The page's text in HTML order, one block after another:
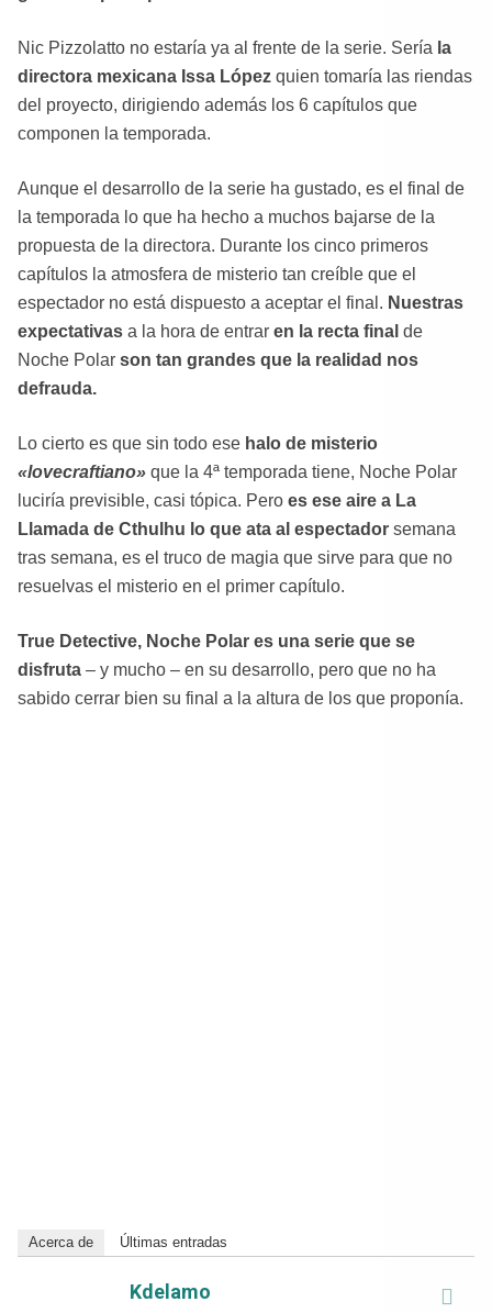
Nic Pizzolatto no estaría ya al frente de la serie. Sería la
directora mexicana Issa López quien tomaría las riendas
del proyecto, dirigiendo además los 6 capítulos que
componen la temporada.
Aunque el desarrollo de la serie ha gustado, es el final de
la temporada lo que ha hecho a muchos bajarse de la
propuesta de la directora. Durante los cinco primeros
capítulos la atmosfera de misterio tan creíble que el
espectador no está dispuesto a aceptar el final. Nuestras
expectativas a la hora de entrar en la recta final de
Noche Polar son tan grandes que la realidad nos
defrauda.
Lo cierto es que sin todo ese halo de misterio
«lovecraftiano» que la 4ª temporada tiene, Noche Polar
luciría previsible, casi tópica. Pero es ese aire a La
Llamada de Cthulhu lo que ata al espectador semana
tras semana, es el truco de magia que sirve para que no
resuelvas el misterio en el primer capítulo.
True Detective, Noche Polar es una serie que se
disfruta – y mucho – en su desarrollo, pero que no ha
sabido cerrar bien su final a la altura de los que proponía.
Acerca de Últimas entradas
Kdelamo